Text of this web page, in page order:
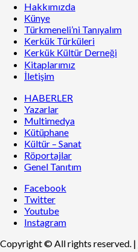
Hakkımızda
Künye
Türkmeneli’ni Tanıyalım
Kerkük Türküleri
Kerkük Kültür Derneği
Kitaplarımız
İletişim
HABERLER
Yazarlar
Multimedya
Kütüphane
Kültür – Sanat
Röportajlar
Genel Tanıtım
Facebook
Twitter
Youtube
Instagram
Copyright © All rights reserved. |